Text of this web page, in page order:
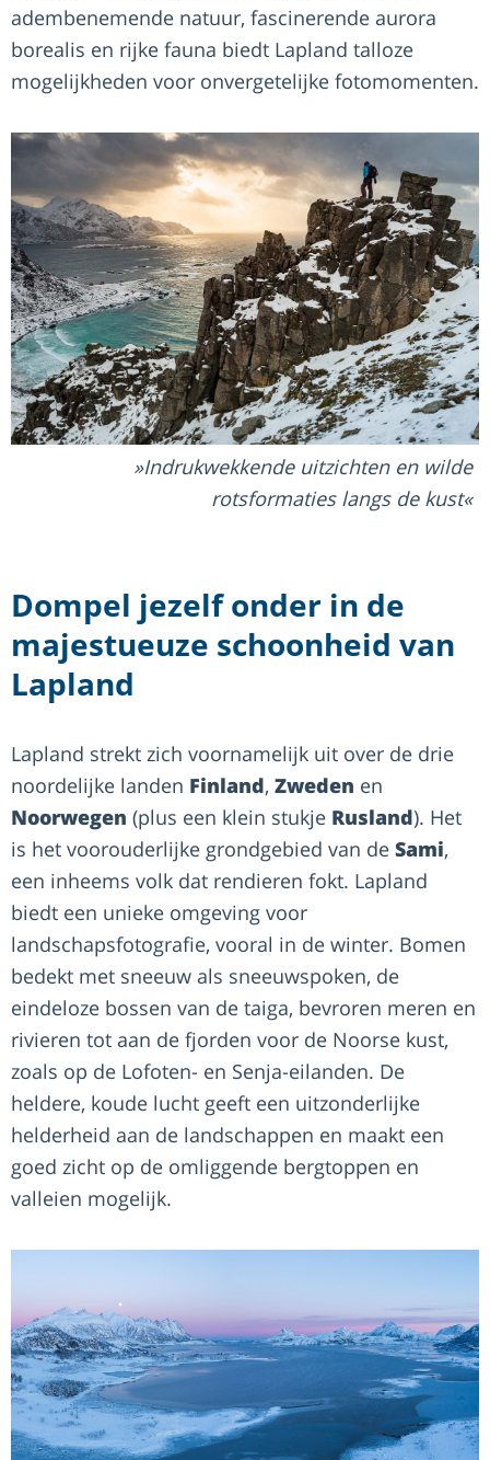
adembenemende natuur, fascinerende aurora
borealis en rijke fauna biedt Lapland talloze
mogelijkheden voor onvergetelijke fotomomenten.
Indrukwekkende uitzichten en wilde
rotsformaties langs de kust
Dompel jezelf onder in de
majestueuze schoonheid van
Lapland
Lapland strekt zich voornamelijk uit over de drie
noordelijke landen Finland, Zweden en
Noorwegen (plus een klein stukje Rusland). Het
is het voorouderlijke grondgebied van de Sami,
een inheems volk dat rendieren fokt. Lapland
biedt een unieke omgeving voor
landschapsfotografie, vooral in de winter. Bomen
bedekt met sneeuw als sneeuwspoken, de
eindeloze bossen van de taiga, bevroren meren en
rivieren tot aan de fjorden voor de Noorse kust,
zoals op de Lofoten- en Senja-eilanden. De
heldere, koude lucht geeft een uitzonderlijke
helderheid aan de landschappen en maakt een
goed zicht op de omliggende bergtoppen en
valleien mogelijk.